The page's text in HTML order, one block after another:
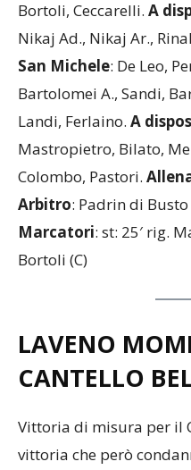
Bortoli, Ceccarelli. A
Nikaj Ad., Nikaj Ar.,
San Michele: De Leo,
Bartolomei A., Sandi,
Landi, Ferlaino. A
Mastropietro, Bilato,
Colombo, Pastori.
Arbitro: Padrin di
Marcatori: st: 25′ rig.
Bortoli (C)
LAVENO
CANTELLO
Vittoria di misura per il
vittoria che però